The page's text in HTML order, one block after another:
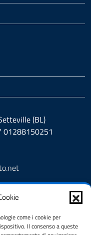
come i cookie per
Il consenso a queste
(BL)
01288150251